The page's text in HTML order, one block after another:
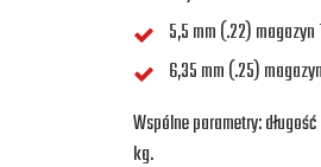
5,5 mm (.22)
6,35 mm (.25)
Wspólne parametry:
kg.